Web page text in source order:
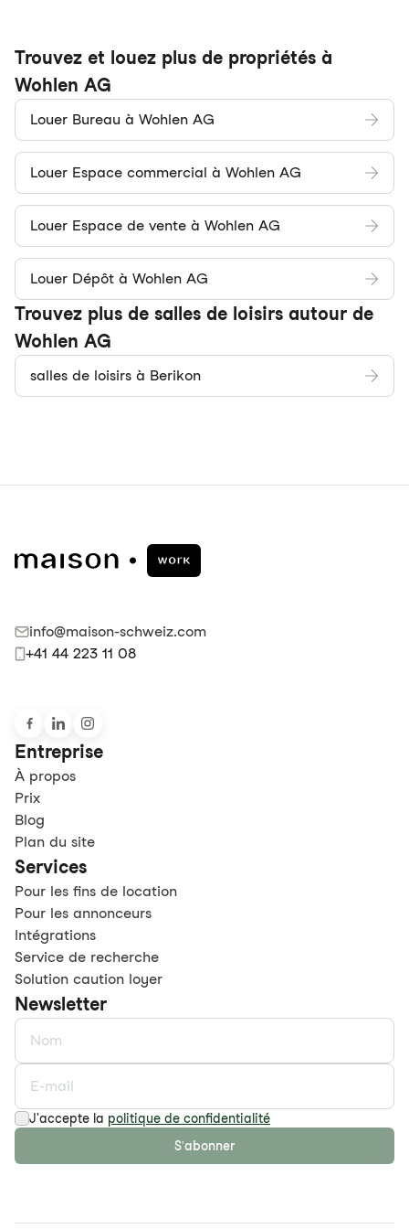
Trouvez et louez plus de propriétés à
Wohlen AG
Louer Bureau à Wohlen AG
Louer Espace commercial à Wohlen AG
Louer Espace de vente à Wohlen AG
Louer Dépôt à Wohlen AG
Trouvez plus de salles de loisirs autour de
Wohlen AG
salles de loisirs à Berikon
info@maison-schweiz.com
+41 44 223 11 08
Entreprise
À propos
Prix
Blog
Plan du site
Services
Pour les fins de location
Pour les annonceurs
Intégrations
Service de recherche
Solution caution loyer
Newsletter
J'accepte la politique de confidentialité
S'abonner